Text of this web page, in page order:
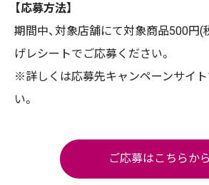
【応募方法】
期間中、対象店舗にて対象商品500円(
げレシートでご応募ください。
※詳しくは応募先キャンペーンサイ
い。
ご応募はこちらから